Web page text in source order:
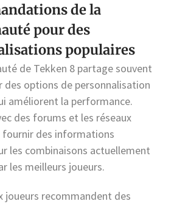
de la
pour des
populaires
de Tekken 8 partage souvent
des options de personnalisation
améliorent la performance.
des forums et les réseaux
fournir des informations
les combinaisons actuellement
les meilleurs joueurs.
joueurs recommandent des